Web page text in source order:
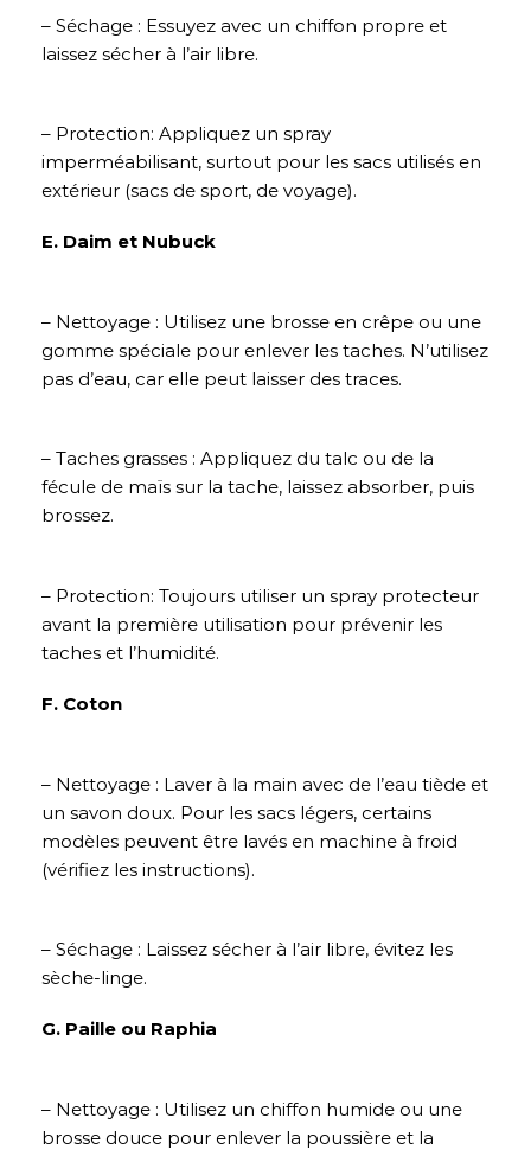
– Séchage : Essuyez avec un chiffon propre et
laissez sécher à l’air libre.
– Protection: Appliquez un spray
imperméabilisant, surtout pour les sacs utilisés en
extérieur (sacs de sport, de voyage).
E. Daim et Nubuck
– Nettoyage : Utilisez une brosse en crêpe ou une
gomme spéciale pour enlever les taches. N’utilisez
pas d’eau, car elle peut laisser des traces.
– Taches grasses : Appliquez du talc ou de la
fécule de maïs sur la tache, laissez absorber, puis
brossez.
– Protection: Toujours utiliser un spray protecteur
avant la première utilisation pour prévenir les
taches et l’humidité.
F. Coton
– Nettoyage : Laver à la main avec de l’eau tiède et
un savon doux. Pour les sacs légers, certains
modèles peuvent être lavés en machine à froid
(vérifiez les instructions).
– Séchage : Laissez sécher à l’air libre, évitez les
sèche-linge.
G. Paille ou Raphia
– Nettoyage : Utilisez un chiffon humide ou une
brosse douce pour enlever la poussière et la